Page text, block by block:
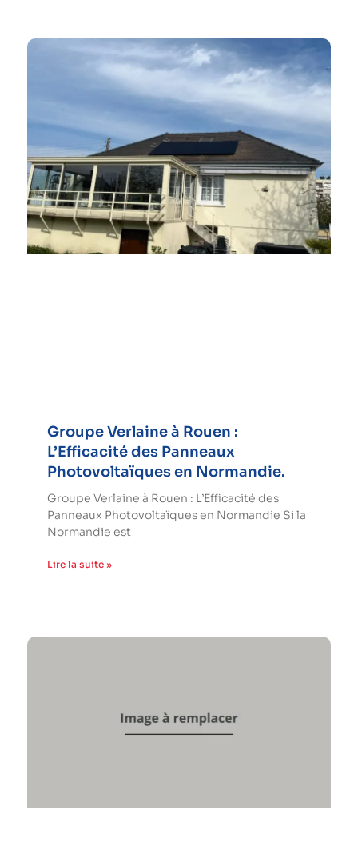
Groupe Verlaine à Rouen :
L’Efficacité des Panneaux
Photovoltaïques en Normandie.
Groupe Verlaine à Rouen : L’Efficacité des
Panneaux Photovoltaïques en Normandie Si la
Normandie est
Lire la suite »